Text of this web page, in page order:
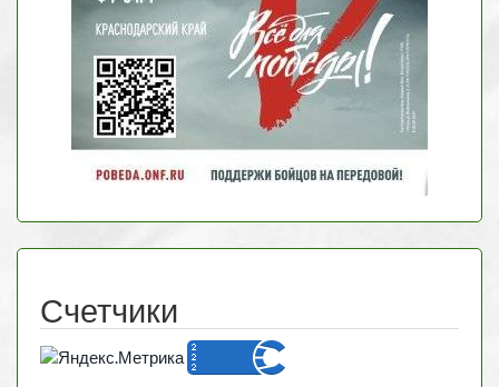
Счетчики